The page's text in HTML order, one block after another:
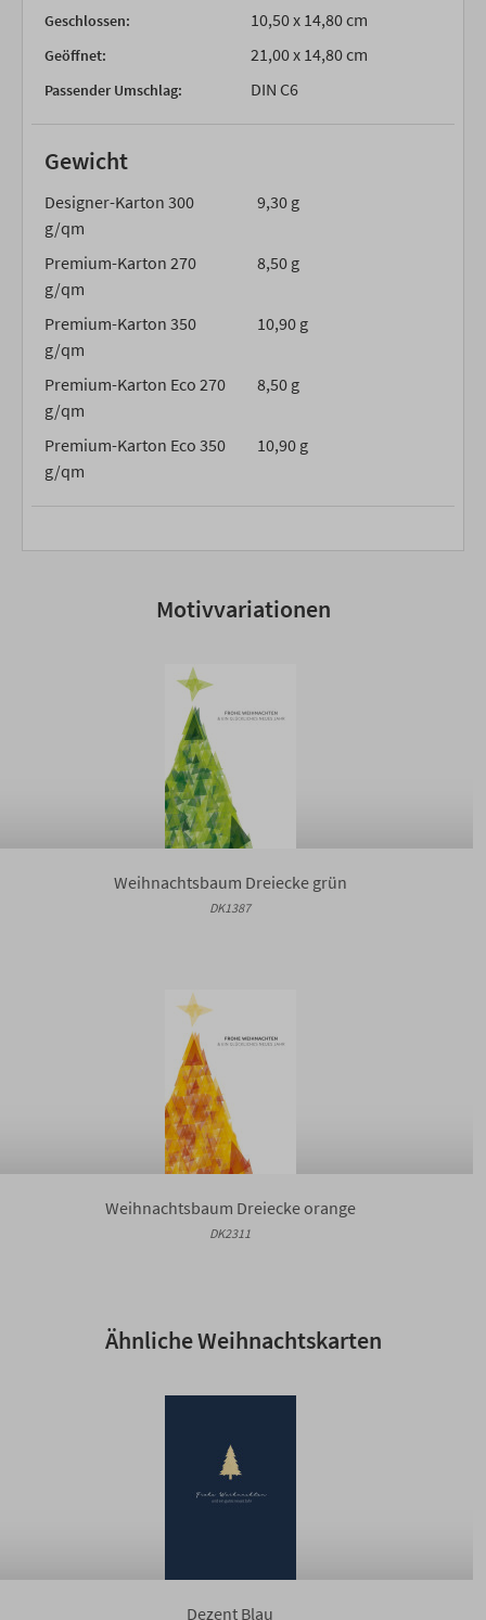
Geschlossen: 10,50 x 14,80 cm
Geöffnet: 21,00 x 14,80 cm
Passender Umschlag: DIN C6
Gewicht
Designer-Karton 300
g/qm
9,30 g
Premium-Karton 270
g/qm
8,50 g
Premium-Karton 350
g/qm
10,90 g
Premium-Karton Eco 270
g/qm
8,50 g
Premium-Karton Eco 350
g/qm
10,90 g
Motivvariationen
Weihnachtsbaum Dreiecke grün
DK1387
Weihnachtsbaum Dreiecke orange
DK2311
Ähnliche Weihnachtskarten
Dezent Blau